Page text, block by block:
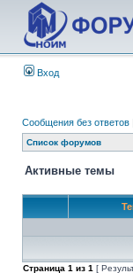
Вход
Сообщения без ответов
Список форумов
Активные темы
Страница 1 из 1 [